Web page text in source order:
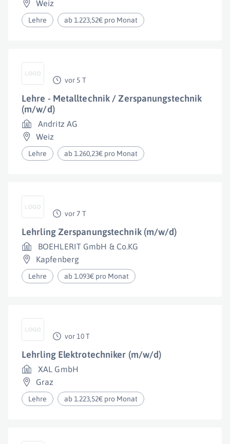
Weiz
Lehre ab 1.223,52€ pro Monat
vor 5 T
Lehre - Metalltechnik / Zerspanungstechnik
(m/w/d)
Andritz AG
Weiz
Lehre ab 1.260,23€ pro Monat
vor 7 T
Lehrling Zerspanungstechnik (m/w/d)
BOEHLERIT GmbH & Co.KG
Kapfenberg
Lehre ab 1.093€ pro Monat
vor 10 T
Lehrling Elektrotechniker (m/w/d)
XAL GmbH
Graz
Lehre ab 1.223,52€ pro Monat